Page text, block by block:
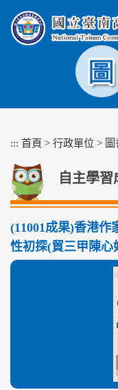
塊
::: 首頁 > 行政單位 >
自主學習
(11001成果)香港作
性初探(貿三甲陳心